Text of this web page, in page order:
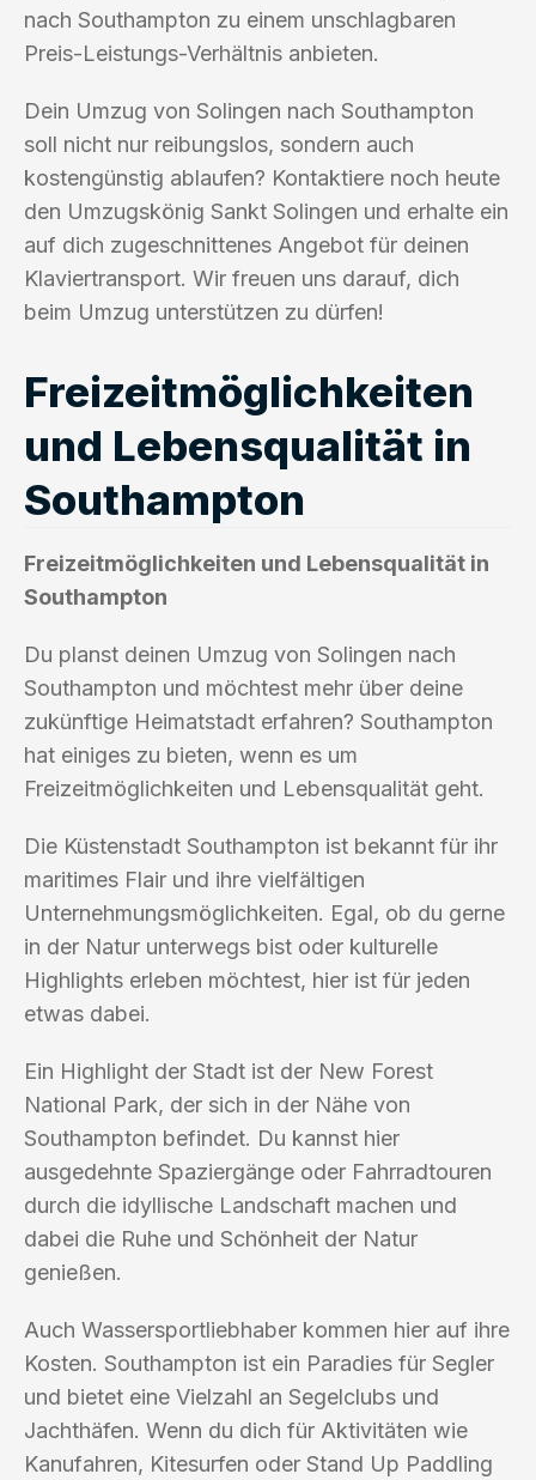
nach Southampton zu einem unschlagbaren
Preis-Leistungs-Verhältnis anbieten.
Dein Umzug von Solingen nach Southampton
soll nicht nur reibungslos, sondern auch
kostengünstig ablaufen? Kontaktiere noch heute
den Umzugskönig Sankt Solingen und erhalte ein
auf dich zugeschnittenes Angebot für deinen
Klaviertransport. Wir freuen uns darauf, dich
beim Umzug unterstützen zu dürfen!
Freizeitmöglichkeiten
und Lebensqualität in
Southampton
Freizeitmöglichkeiten und Lebensqualität in
Southampton
Du planst deinen Umzug von Solingen nach
Southampton und möchtest mehr über deine
zukünftige Heimatstadt erfahren? Southampton
hat einiges zu bieten, wenn es um
Freizeitmöglichkeiten und Lebensqualität geht.
Die Küstenstadt Southampton ist bekannt für ihr
maritimes Flair und ihre vielfältigen
Unternehmungsmöglichkeiten. Egal, ob du gerne
in der Natur unterwegs bist oder kulturelle
Highlights erleben möchtest, hier ist für jeden
etwas dabei.
Ein Highlight der Stadt ist der New Forest
National Park, der sich in der Nähe von
Southampton befindet. Du kannst hier
ausgedehnte Spaziergänge oder Fahrradtouren
durch die idyllische Landschaft machen und
dabei die Ruhe und Schönheit der Natur
genießen.
Auch Wassersportliebhaber kommen hier auf ihre
Kosten. Southampton ist ein Paradies für Segler
und bietet eine Vielzahl an Segelclubs und
Jachthäfen. Wenn du dich für Aktivitäten wie
Kanufahren, Kitesurfen oder Stand Up Paddling